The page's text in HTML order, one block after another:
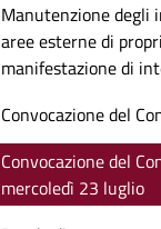
Manutenzione
aree esterne di
manifestazione di
Convocazione del
Convocazione del
mercoledì 23 luglio